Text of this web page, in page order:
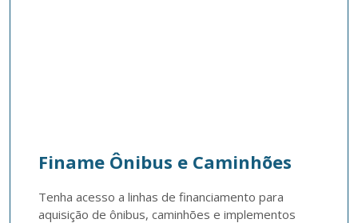
Finame Ônibus e Caminhões
Tenha acesso a linhas de financiamento para
aquisição de ônibus, caminhões e implementos